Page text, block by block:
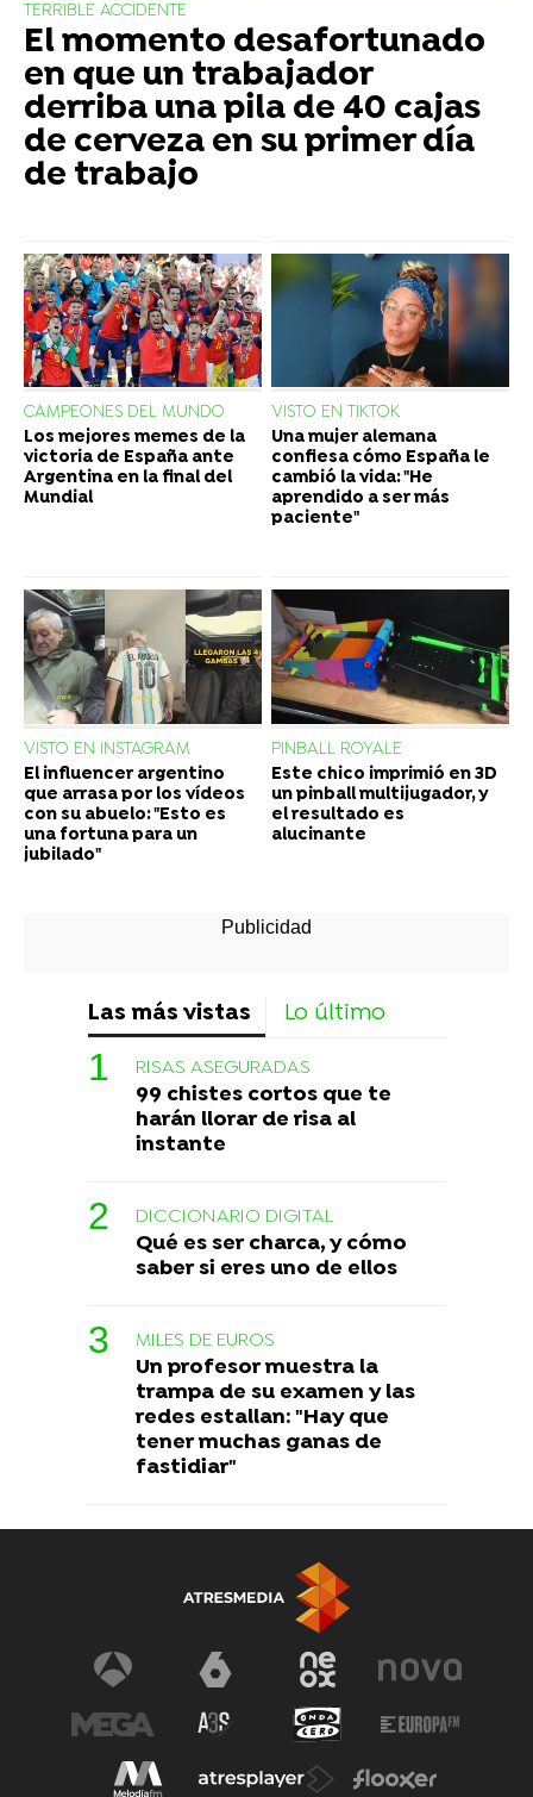
TERRIBLE ACCIDENTE
El momento desafortunado
en que un trabajador
derriba una pila de 40 cajas
de cerveza en su primer día
de trabajo
CAMPEONES DEL MUNDO
Los mejores memes de la
victoria de España ante
Argentina en la final del
Mundial
VISTO EN TIKTOK
Una mujer alemana
confiesa cómo España le
cambió la vida: "He
aprendido a ser más
paciente"
VISTO EN INSTAGRAM
El influencer argentino
que arrasa por los vídeos
con su abuelo: "Esto es
una fortuna para un
jubilado"
PINBALL ROYALE
Este chico imprimió en 3D
un pinball multijugador, y
el resultado es
alucinante
Las más vistas Lo último
RISAS ASEGURADAS
99 chistes cortos que te
harán llorar de risa al
instante
DICCIONARIO DIGITAL
Qué es ser charca, y cómo
saber si eres uno de ellos
MILES DE EUROS
Un profesor muestra la
trampa de su examen y las
redes estallan: "Hay que
tener muchas ganas de
fastidiar"